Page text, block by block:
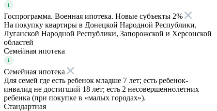
Госпрограмма. Военная ипотека. Новые субъекты 2%
На покупку квартиры в Донецкой Народной Республики,
Луганской Народной Республики, Запорожской и Херсонской
областей
Семейная ипотека
Семейная ипотека
Для семей где есть ребенок младше 7 лет; есть ребенок-
инвалид не достигший 18 лет; есть 2 несовершеннолетних
ребенка (при покупке в «малых городах»).
Стандартная